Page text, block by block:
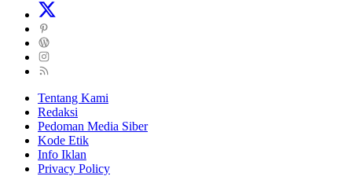
Tentang Kami
Redaksi
Pedoman Media Siber
Kode Etik
Info Iklan
Privacy Policy